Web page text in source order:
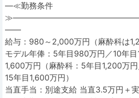
―≪勤務条件
――
給与：980～2,000万円（麻酔科は
モデル年俸：5年目980万円／10年
1,600万円（麻酔科：5年目1,200万
15年目1,600万円）
当直手当：別途支給 当直3.5万円＋